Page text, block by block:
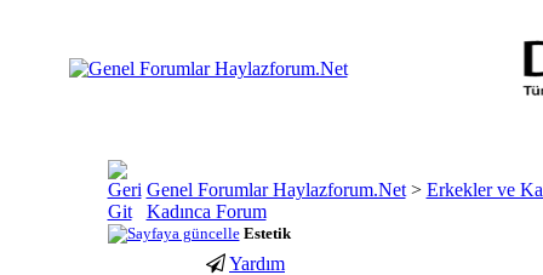
Genel Forumlar Haylazforum.Net > Erkekler ve
Kadınca Forum
Estetik
Yardım